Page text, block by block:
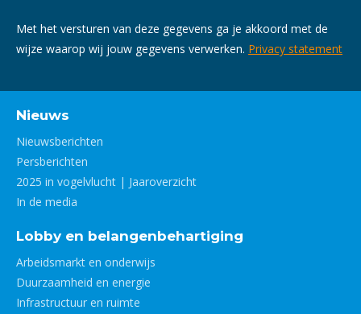
Met het versturen van deze gegevens ga je akkoord met de
wijze waarop wij jouw gegevens verwerken. Privacy statement
Nieuws
Nieuwsberichten
Persberichten
2025 in vogelvlucht | Jaaroverzicht
In de media
Lobby en belangenbehartiging
Arbeidsmarkt en onderwijs
Duurzaamheid en energie
Infrastructuur en ruimte